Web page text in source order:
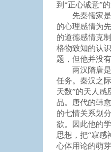
到“正心诚意”
先秦儒家是
的心理感情为
的道德感情克
格物致知的认
题，但他并没
两汉隋唐是
任务。秦汉之
天数”的天人感
品。唐代的韩
的七情关系划
欲。因此他的
思想，把“寂感
心体用论的萌芽